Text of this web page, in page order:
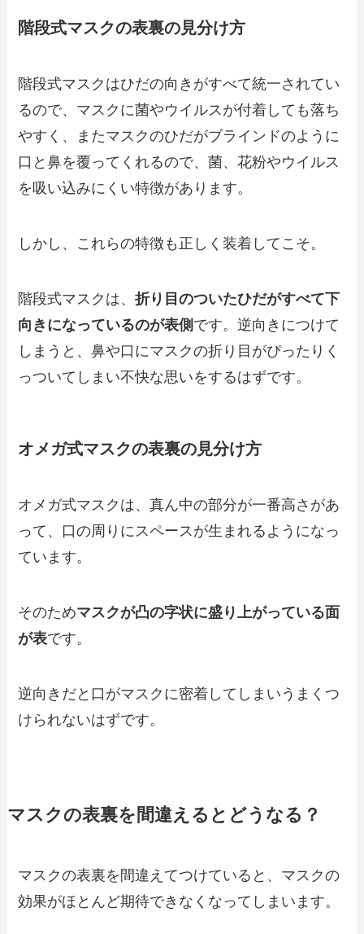
階段式マスクの表裏の見分け方
階段式マスクはひだの向きがすべて統一されてい
るので、マスクに菌やウイルスが付着しても落ち
やすく、またマスクのひだがブラインドのように
口と鼻を覆ってくれるので、菌、花粉やウイルス
を吸い込みにくい特徴があります。
しかし、これらの特徴も正しく装着してこそ。
階段式マスクは、折り目のついたひだがすべて下
向きになっているのが表側 です。逆向きにつけて
しまうと、鼻や口にマスクの折り目がぴったりく
っついてしまい不快な思いをするはずです。
オメガ式マスクの表裏の見分け方
オメガ式マスクは、真ん中の部分が一番高さがあ
って、口の周りにスペースが生まれるようになっ
ています。
そのためマスクが凸の字状に盛り上がっている面
が表です。
逆向きだと口がマスクに密着してしまいうまくつ
けられないはずです。
マスクの表裏を間違えるとどうなる？
マスクの表裏を間違えてつけていると、マスクの
効果がほとんど期待できなくなってしまいます。